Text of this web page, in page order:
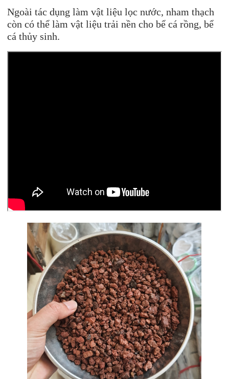
Ngoài tác dụng làm vật liệu lọc nước, nham thạch
còn có thể làm vật liệu trải nền cho bể cá rồng, bể
cá thủy sinh.